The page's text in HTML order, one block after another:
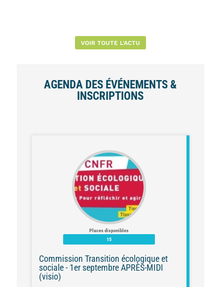
VOIR TOUTE L'ACTU
AGENDA DES ÉVÉNEMENTS &
INSCRIPTIONS
Places disponibles
15
Commission Transition écologique et
sociale - 1er septembre APRÈS-MIDI
(visio)